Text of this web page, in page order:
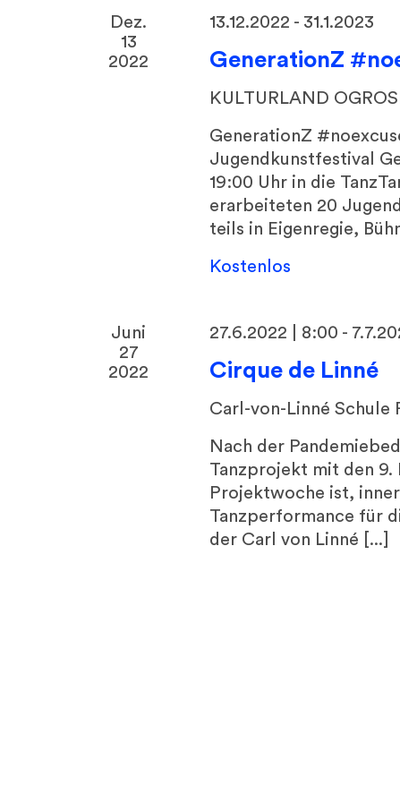
Dez.
13
2022
13.12.2022 - 31.1.2023
GenerationZ
KULTURLAND
GenerationZ
Jugendkunstfestival
19:00 Uhr in die
erarbeiteten 20
teils in Eigenregie,
Kostenlos
Juni
27
2022
27.6.2022 | 8:00 -
Cirque de Linné
Carl-von-Linné Schule
Nach der
Tanzprojekt mit den
Projektwoche ist,
Tanzperformance für
der Carl von Linné [...]